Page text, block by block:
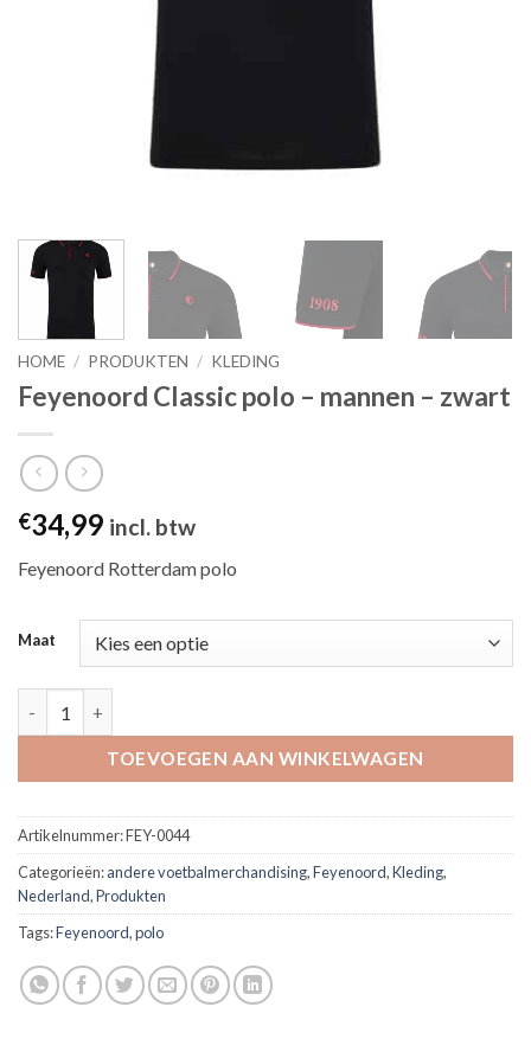
HOME / PRODUKTEN / KLEDING
Feyenoord Classic polo – mannen – zwart
€34,99 incl. btw
Feyenoord Rotterdam polo
Maat
TOEVOEGEN AAN WINKELWAGEN
Artikelnummer:FEY-0044
Categorieën:andere voetbalmerchandising,Feyenoord,Kleding,
Nederland,Produkten
Tags:Feyenoord,polo